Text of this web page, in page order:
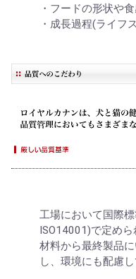
・フードの形状や
・成長過程(ライフ
工場において国際
ISO14001)で定め
材料から最終製品
し、環境にも配慮し